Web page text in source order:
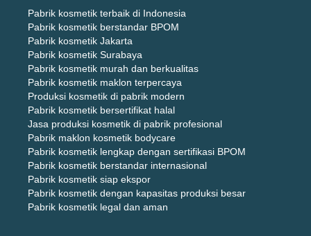
Pabrik kosmetik terbaik di Indonesia
Pabrik kosmetik berstandar BPOM
Pabrik kosmetik Jakarta
Pabrik kosmetik Surabaya
Pabrik kosmetik murah dan berkualitas
Pabrik kosmetik maklon terpercaya
Produksi kosmetik di pabrik modern
Pabrik kosmetik bersertifikat halal
Jasa produksi kosmetik di pabrik profesional
Pabrik maklon kosmetik bodycare
Pabrik kosmetik lengkap dengan sertifikasi BPOM
Pabrik kosmetik berstandar internasional
Pabrik kosmetik siap ekspor
Pabrik kosmetik dengan kapasitas produksi besar
Pabrik kosmetik legal dan aman